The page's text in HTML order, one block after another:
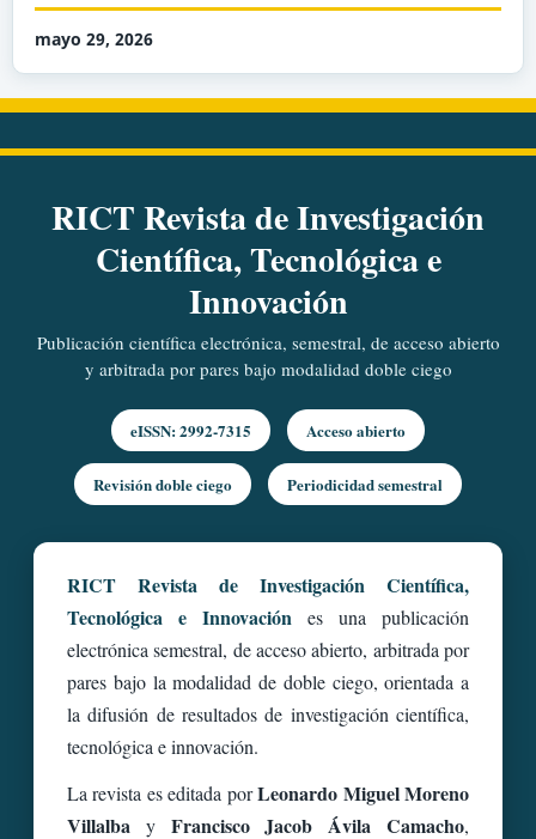
mayo 29, 2026
RICT Revista de Investigación
Científica, Tecnológica e
Innovación
Publicación científica electrónica, semestral, de acceso abierto
y arbitrada por pares bajo modalidad doble ciego
eISSN: 2992-7315 Acceso abierto
Revisión doble ciego Periodicidad semestral
RICT Revista de Investigación Científica,
Tecnológica e Innovación es una publicación
electrónica semestral, de acceso abierto, arbitrada por
pares bajo la modalidad de doble ciego, orientada a
la difusión de resultados de investigación científica,
tecnológica e innovación.
La revista es editada porLeonardo Miguel Moreno
Villalba y Francisco Jacob Ávila Camacho,